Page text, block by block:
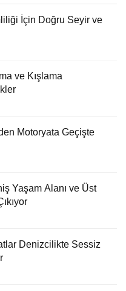
İçin Doğru Seyir ve
ve Kışlama
Motoryata Geçişte
Yaşam Alanı ve Üst
Denizcilikte Sessiz